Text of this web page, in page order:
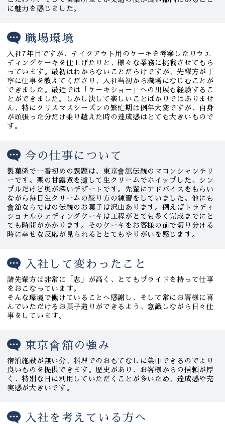
に魅力を感じました。
職場環境
入社7年目ですが、テイクアウト用のケーキを考案したりウエ
ディングケーキを仕上げたりと、様々な業務に挑戦させてもら
っています。最初はわからないことだらけですが、先輩方が丁
寧に仕事を教えてくださり、入社当初から職場になじむことが
できました。最近では「ケーキショー」への出展も経験するこ
とができました。しかし決して楽しいことばかりではありませ
ん、特にクリスマスシーズンの繁忙期は例年大変ですが、自身
が頑張った分だけ乗り越えた時の達成感はとても大きいもので
す。
今の仕事について
製菓係で一番初めの課題は、東京會舘伝統のマロンシャンテリ
ーです。栗の甘露煮を濾して生クリームでホイップした、シン
プルだけど奥が深いデザートです。先輩にアドバイスをもらい
ながら毎日生クリームの絞り方の練習をしていました。他にも
會舘ならではの伝統のお菓子は沢山あります。例えばトラディ
ショナルウェディングケーキは工程がとても多く完成までにと
ても時間がかかります。そのケーキをお客様の前で切り分ける
時に幸せな反応が見られるととてもやりがいを感じます。
入社して変わったこと
諸先輩方は非常に「志」が高く、とてもプライドを持って仕事
をおこなっています。
そんな環境で働けていることへ感謝し、そして常にお客様に喜
んでいただけるお菓子造りができるよう、意識しながら日々仕
事をしています。
東京會舘の強み
宿泊施設が無い分、料理でのおもてなしに集中できるのでより
良いものを提供できます。歴史があり、お客様からの信頼が厚
く、特別な日に利用していただくことが多いため、達成感や充
実感が大きいです。
入社を考えている方へ